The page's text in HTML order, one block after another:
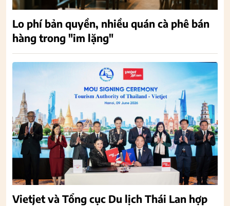
Lo phí bản quyền, nhiều quán cà phê bán
hàng trong "im lặng"
Vietjet và Tổng cục Du lịch Thái Lan hợp